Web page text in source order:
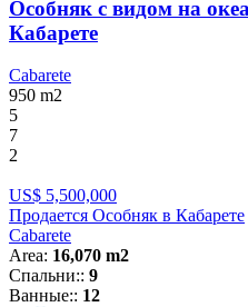
Особняк с видом на
Кабарете
Cabarete
950 m2
5
7
2
US$ 5,500,000
Продается Особняк в Кабарете
Cabarete
Area: 16,070 m2
Спальни:: 9
Ванные:: 12